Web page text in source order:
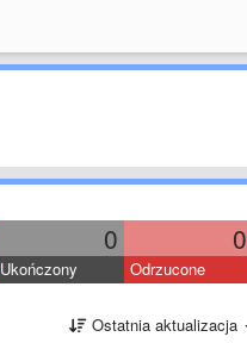
0 0
Ukończony Odrzucone
Ostatnia aktualizacja